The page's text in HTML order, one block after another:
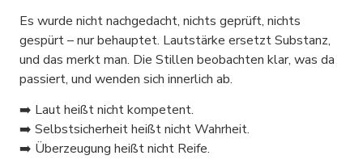
Es wurde nicht nachgedacht, nichts geprüft, nichts
gespürt – nur behauptet. Lautstärke ersetzt Substanz,
und das merkt man. Die Stillen beobachten klar, was da
passiert, und wenden sich innerlich ab.
➡️ Laut heißt nicht kompetent.
➡️ Selbstsicherheit heißt nicht Wahrheit.
➡️ Überzeugung heißt nicht Reife.